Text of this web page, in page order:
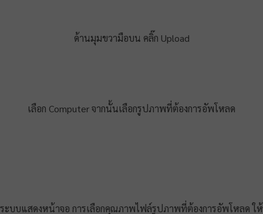
ด้านมุมขวามือบน คลิ๊ก Upload
เลือก Computer จากนั้นเลือกรูปภาพที่ต้องการอัพโหลด
ระบบแสดงหน้าจอ การเลือกคุณภาพไฟล์รูปภาพที่ต้องการอัพโหลด ให้